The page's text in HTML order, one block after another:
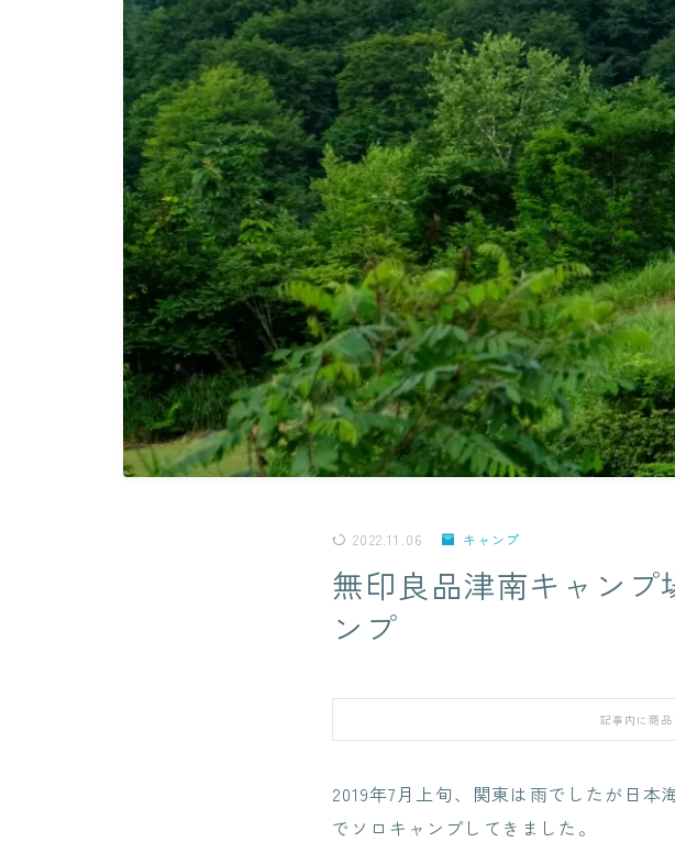
2022.11.06 キャンプ
無印良品津南キャンプ
ンプ
記事内に商
2019年7月上旬、関東は雨でしたが日
でソロキャンプしてきました。